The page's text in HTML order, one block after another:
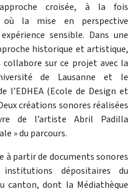
croisée, à la fois
la mise en perspective
sensible. Dans une
historique et artistique,
collabore sur ce projet avec la
de Lausanne et le
l’EDHEA (Ecole de Design et
créations sonores réalisées
de l’artiste Abril Padilla
» du parcours.
à partir de documents sonores
dépositaires du
canton, dont la Médiathèque